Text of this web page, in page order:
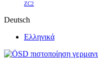
ZC2
Deutsch
Ελληνικά